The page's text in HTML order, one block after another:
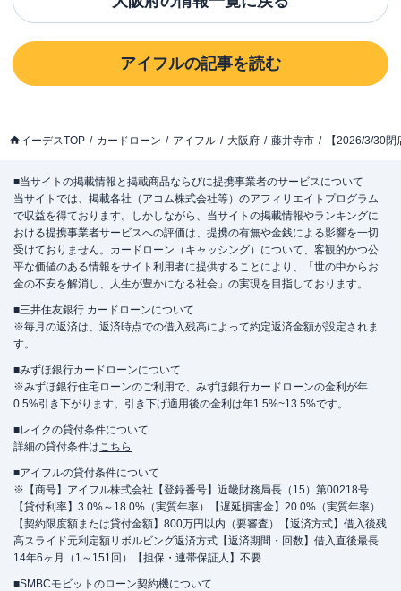
アイフルの記事を読む
イーデスTOP カードローン アイフル 大阪府 藤井寺市 【2026/3/30
■当サイトの掲載情報と掲載商品ならびに提携事業者のサービスについて
当サイトでは、掲載各社（アコム株式会社等）のアフィリエイトプログラム
で収益を得ております。しかしながら、当サイトの掲載情報やランキングに
おける提携事業者サービスへの評価は、提携の有無や金銭による影響を一切
受けておりません。カードローン（キャッシング）について、客観的かつ公
平な価値のある情報をサイト利用者に提供することにより、「世の中からお
金の不安を解消し、人生が豊かになる社会」の実現を目指しております。
■三井住友銀行 カードローンについて
※毎月の返済は、返済時点での借入残高によって約定返済金額が設定されま
す。
■みずほ銀行カードローンについて
※みずほ銀行住宅ローンのご利用で、みずほ銀行カードローンの金利が年
0.5%引き下がります。引き下げ適用後の金利は年1.5%~13.5%です。
■レイクの貸付条件について
詳細の貸付条件はこちら
■アイフルの貸付条件について
※【商号】アイフル株式会社【登録番号】近畿財務局長（15）第00218号
【貸付利率】3.0%～18.0%（実質年率）【遅延損害金】20.0%（実質年率）
【契約限度額または貸付金額】800万円以内（要審査）【返済方式】借入後残
高スライド元利定額リボルビング返済方式【返済期間・回数】借入直後最長
14年6ヶ月（1～151回）【担保・連帯保証人】不要
■SMBCモビットのローン契約機について